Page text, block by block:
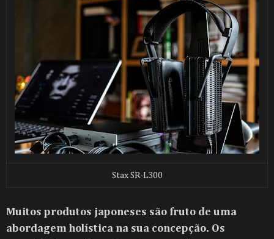
Stax SR-L300
Muitos produtos japoneses são fruto de uma
abordagem holística na sua concepção. Os